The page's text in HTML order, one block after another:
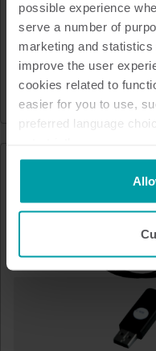
possible experience
serve a number of
marketing and
improve the user
cookies related to
easier for you to use,
preferred language
not be available without
Kamstrup makes use
cookie is installed by
analysis programmes.
You can at any time
from the Cookie
READy
Varme Køling Vand